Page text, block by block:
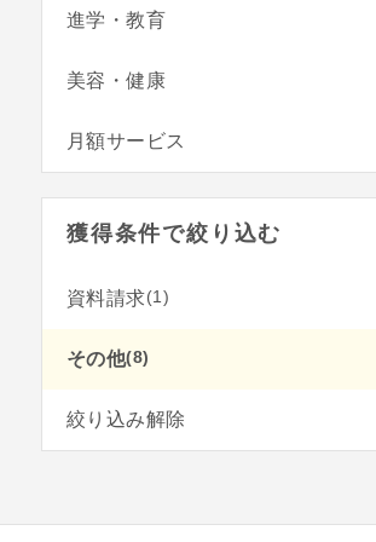
進学・教育
美容・健康
月額サービス
獲得条件で絞り込む
資料請求(1)
その他(8)
絞り込み解除